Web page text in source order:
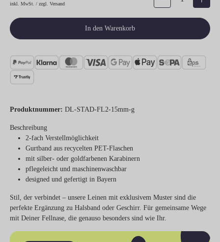
inkl. MwSt. / zzgl. Versand
In den Warenkorb
Produktnummer: DL-STAD-FL2-15mm-g
Beschreibung
2-fach Verstellmöglichkeit
Gurtband aus recycelten PET-Flaschen
mit silber- oder goldfarbenen Karabinern
pflegeleicht und maschinenwaschbar
designed und gefertigt in Bayern
Stil, der verbindet – unsere Leinen mit exklusivem Muster sind die
perfekte Ergänzung zu Halsband oder Geschirr. Für gemeinsame Wege
mit Deiner Fellnase, die genauso besonders sind wie Ihr.